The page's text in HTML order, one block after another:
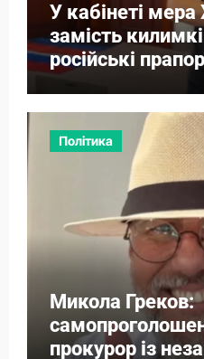
У кабінеті
замість
російські
Політика
Микола Греков:
прокурор із